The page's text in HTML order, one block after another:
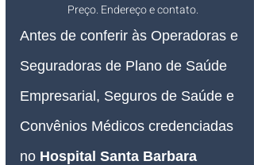
Preço. Endereço e contato.
Antes de conferir às Operadoras e
Seguradoras de Plano de Saúde
Empresarial, Seguros de Saúde e
Convênios Médicos credenciadas
no Hospital Santa Barbara